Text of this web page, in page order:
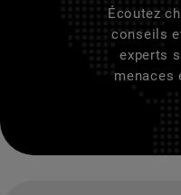
Écoutez
conseils
experts
menaces